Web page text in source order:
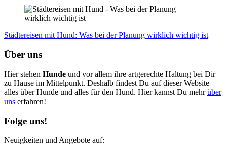
Städ­te­rei­sen mit Hund: Was bei der Pla­nung wirk­lich wich­tig ist
Über uns
Hier stehen Hunde und vor allem ihre artgerechte Haltung bei Dir
zu Hause im Mittelpunkt. Deshalb findest Du auf dieser Website
alles über Hunde und alles für den Hund. Hier kannst Du mehrüber
uns erfahren!
Folge uns!
Neuigkeiten und Angebote auf: